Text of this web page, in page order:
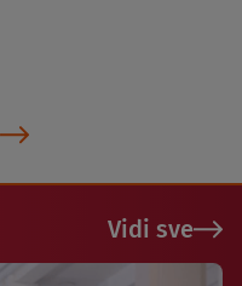
Vidi sve